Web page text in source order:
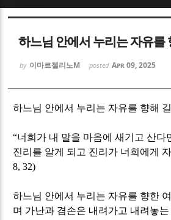
하느님 안에서 누리는 자유를
by 이마르첼리노M posted Apr 09, 2025
하느님 안에서 누리는 자유를 향해
“너희가 내 말을 마음에 새기고 산다
진리를 알게 되고 진리가 너희에게
8, 32)
하느님 안에서 누리는 자유를 향한
며 가난과 겸손은 내려가고 내려놓
Sketchbook5, 스케
Sketchbook5, 스케
Sketchbook5, 스케
Sketchbook5, 스케